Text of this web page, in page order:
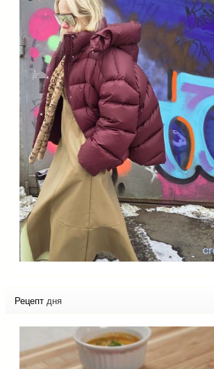
Рецепт дня